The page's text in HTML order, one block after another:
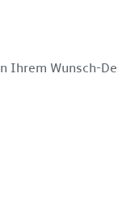
Ihrem Wunsch-